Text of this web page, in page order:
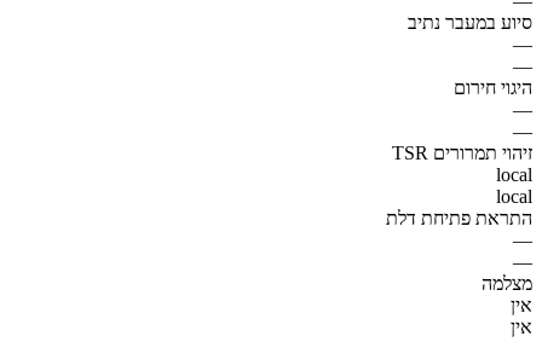
סיוע במעבר נתיב
—
—
היגוי חירום
—
—
זיהוי תמרורים TSR
local
local
התראת פתיחת דלת
—
—
מצלמה
אין
אין